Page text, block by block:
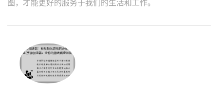
图，才能更好的服务于我们的生活和工作。